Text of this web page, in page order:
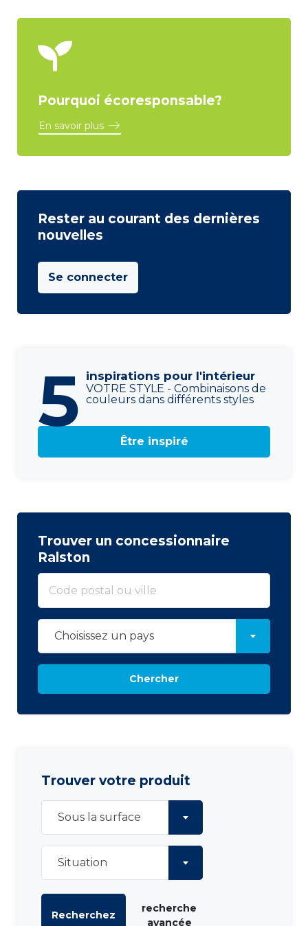
Pourquoi écoresponsable?
En savoir plus
Rester au courant des dernières
nouvelles
Se connecter
5 inspirations pour l'intérieur
VOTRE STYLE - Combinaisons de
couleurs dans différents styles
Être inspiré
Trouver un concessionnaire
Ralston
Choisissez un pays
Chercher
Trouver votre produit
Sous la surface
Situation
Recherchez
recherche
avancée